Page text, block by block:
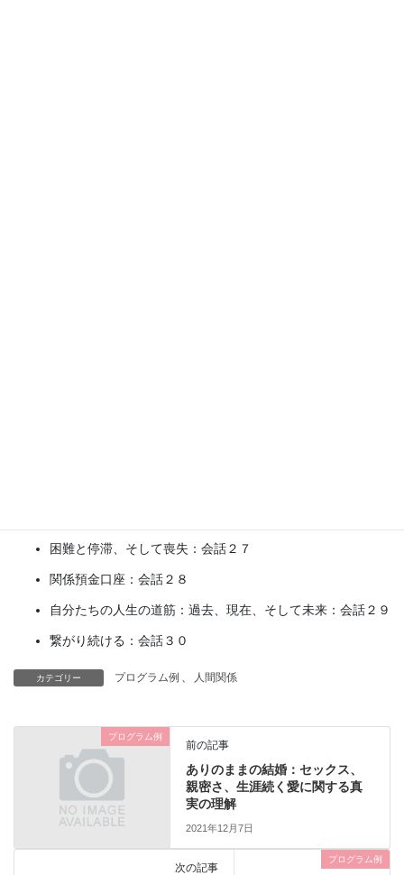
困難と停滞、そして喪失：会話２７
関係預金口座：会話２８
自分たちの人生の道筋：過去、現在、そして未来：会話２９
繋がり続ける：会話３０
カテゴリー プログラム例 、 人間関係
プログラム例
前の記事
ありのままの結婚：セックス、
親密さ、生涯続く愛に関する真
実の理解
2021年12月7日
プログラム例
次の記事